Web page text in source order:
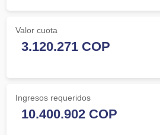
Valor cuota
Ingresos requeridos